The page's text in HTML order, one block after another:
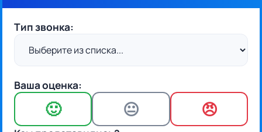
Тип звонка:
Ваша оценка:
🙂 😐 😠